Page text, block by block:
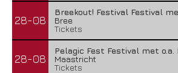
28-08
Breekout! Festival Festival
Bree
Tickets
28-08
Pelagic Fest Festival met o.a.
Maastricht
Tickets